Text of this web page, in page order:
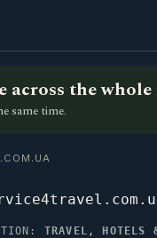
across the
same time.
TRAVEL, HOTELS